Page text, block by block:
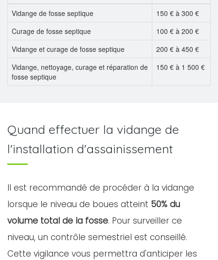
Vidange de fosse septique
150 € à 300 €
Curage de fosse septique
100 € à 200 €
Vidange et curage de fosse septique
200 € à 450 €
Vidange, nettoyage, curage et réparation de
fosse septique
150 € à 1 500 €
Quand effectuer la vidange de
l'installation d'assainissement
Il est recommandé de procéder à la vidange
lorsque le niveau de boues atteint 50% du
volume total de la fosse. Pour surveiller ce
niveau, un contrôle semestriel est conseillé.
Cette vigilance vous permettra d'anticiper les